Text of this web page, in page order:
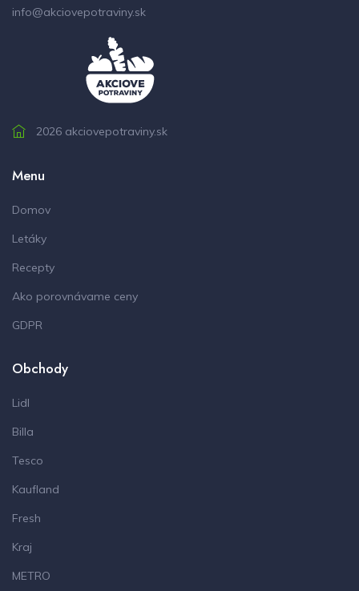
info@akciovepotraviny.sk
2026 akciovepotraviny.sk
Menu
Domov
Letáky
Recepty
Ako porovnávame ceny
GDPR
Obchody
Lidl
Billa
Tesco
Kaufland
Fresh
Kraj
METRO